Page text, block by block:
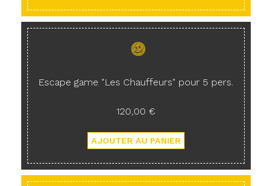
Escape game "Les Chauffeurs" pour 5 pers.
120,00 €